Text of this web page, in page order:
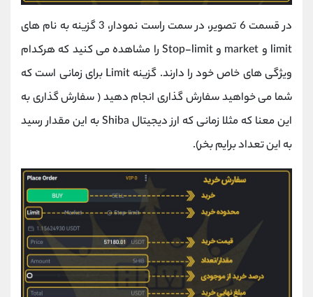
در قسمت 6 تصویر، در سمت راست نمودار، 3 گزینه به نام های
limit و market و Stop-limit را مشاهده می کنید که هرکدام
ویژگی های خاص خود را دارند. گزینه Limit برای زمانی است که
شما می خواهید سفارش گذاری انجام دهید ( سفارش گذاری به
این معنا که مثلا زمانی که ارز دیجیتال Shiba به این مقدار رسید
به این تعداد برایم بخر).